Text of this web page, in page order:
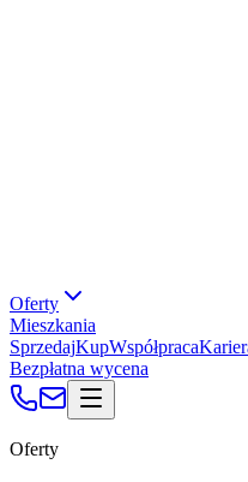
Oferty
Mieszkania
SprzedajKupWspółpraca
Bezpłatna wycena
Oferty